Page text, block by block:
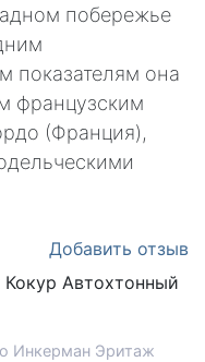
побережье
показателям она
французским
(Франция),
Добавить отзыв
Автохтонный
Инкерман Эритаж